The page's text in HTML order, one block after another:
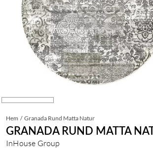
Hem Granada Rund Matta Natur
GRANADA RUND MATTA
InHouse Group